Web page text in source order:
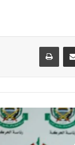
مشاركة عبر البريد طباعة